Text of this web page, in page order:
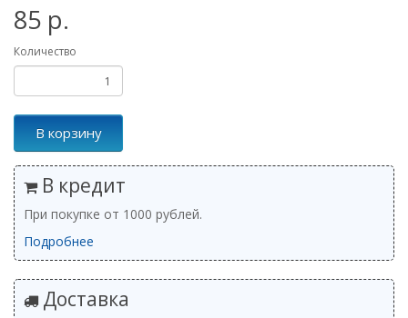
85 р.
Количество
В корзину
В кредит
При покупке от 1000 рублей.
Подробнее
Доставка